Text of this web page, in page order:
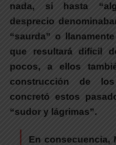
nada, si hasta
desprecio
“saurda” o
que resultará difícil
pocos, a ellos
construcción de
concretó estos
“sudor y lágrimas”.
En consecuencia,